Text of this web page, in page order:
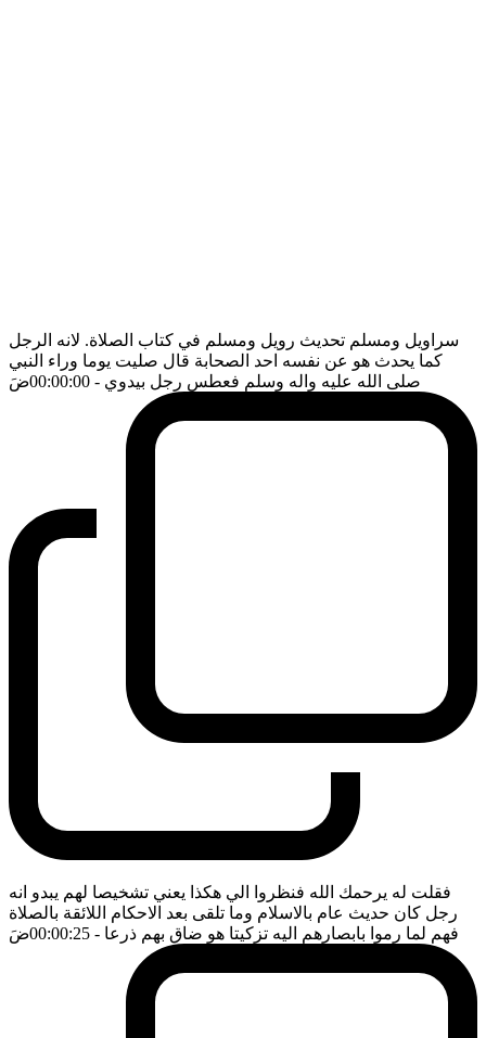
سراويل ومسلم تحديث رويل ومسلم في كتاب الصلاة. لانه الرجل
كما يحدث هو عن نفسه احد الصحابة قال صليت يوما وراء النبي
صلى الله عليه واله وسلم فعطس رجل بيدوي - 00:00:00 ضَ
فقلت له يرحمك الله فنظروا الي هكذا يعني تشخيصا لهم يبدو انه
رجل كان حديث عام بالاسلام وما تلقى بعد الاحكام اللائقة بالصلاة
فهم لما رموا بابصارهم اليه تزكيتا هو ضاق بهم ذرعا - 00:00:25 ضَ